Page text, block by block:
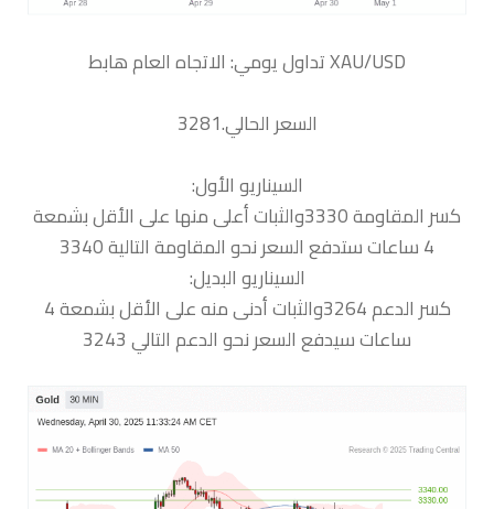
السعر الحالي.3281
السيناريو الأول:
كسر المقاومة 3330والثبات أعلى منها على الأقل بشمعة
4 ساعات ستدفع السعر نحو المقاومة التالية 3340
السيناريو البديل:
كسر الدعم 3264والثبات أدنى منه على الأقل بشمعة 4
ساعات سيدفع السعر نحو الدعم التالي 3243